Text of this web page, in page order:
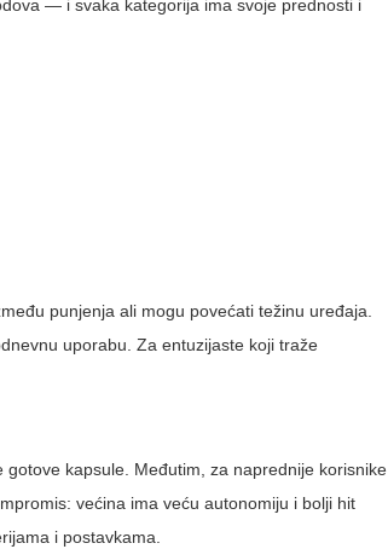
— i svaka kategorija ima svoje prednosti i
punjenja ali mogu povećati težinu uređaja.
uporabu. Za entuzijaste koji traže
kapsule. Međutim, za naprednije korisnike
većina ima veću autonomiju i bolji hit
i postavkama.